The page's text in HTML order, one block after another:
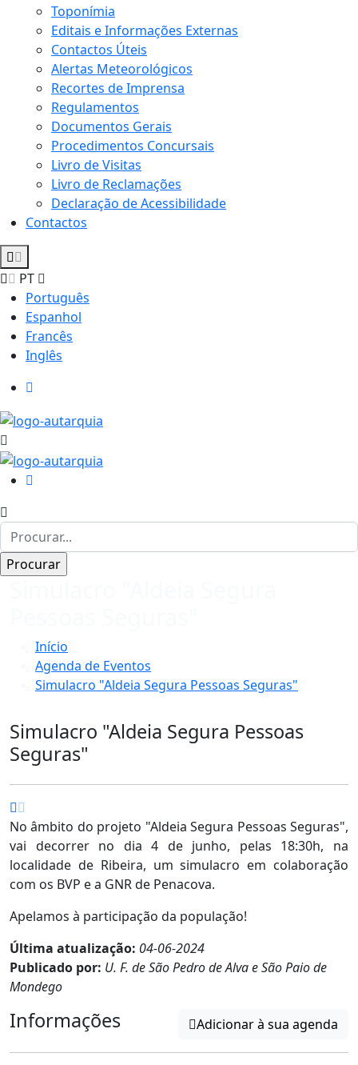
Toponímia
Editais e Informações Externas
Contactos Úteis
Alertas Meteorológicos
Recortes de Imprensa
Regulamentos
Documentos Gerais
Procedimentos Concursais
Livro de Visitas
Livro de Reclamações
Declaração de Acessibilidade
Contactos
PT
Português
Espanhol
Francês
Inglês
Início
Agenda de Eventos
Simulacro "Aldeia Segura Pessoas Seguras"
Simulacro "Aldeia Segura Pessoas
Seguras"
No âmbito do projeto "Aldeia Segura Pessoas Seguras",
vai decorrer no dia 4 de junho, pelas 18:30h, na
localidade de Ribeira, um simulacro em colaboração
com os BVP e a GNR de Penacova.
Apelamos à participação da população!
Última atualização: 04-06-2024
Publicado por: U. F. de São Pedro de Alva e São Paio de
Mondego
Informações Adicionar à sua agenda